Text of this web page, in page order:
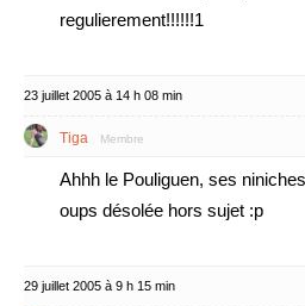
regulierement!!!!!!1
23 juillet 2005 à 14 h 08 min
Tiga Membre
Ahhh le Pouliguen, ses
oups désolée hors sujet :p
29 juillet 2005 à 9 h 15 min